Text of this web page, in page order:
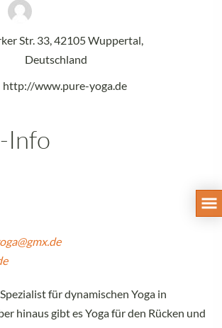
Str. 33, 42105 Wuppertal,
Deutschland
http://www.pure-yoga.de
Info
für dynamischen Yoga in
hinaus gibt es Yoga für den Rücken und